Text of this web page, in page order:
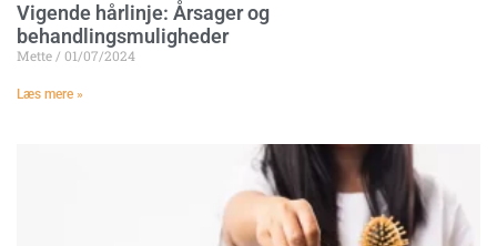
Vigende hårlinje: Årsager og
behandlingsmuligheder
Mette 01/07/2024
Læs mere »